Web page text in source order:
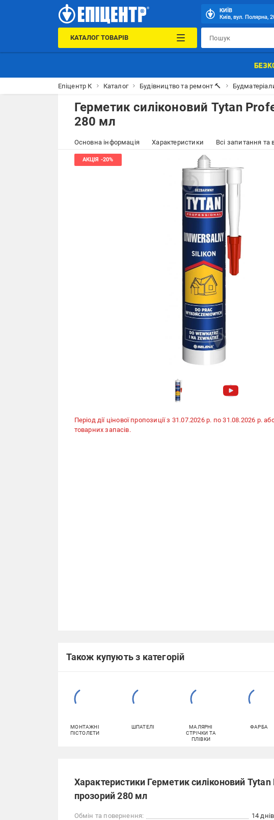
КИЇВ
Київ, вул. Полярна,
КАТАЛОГ ТОВАРІВ
Епіцентр К Каталог Будівництво та ремонт 🔨
Герметик силіконовий Tytan
280 мл
Основна інформація Характеристики Всі запитання та
Період дії цінової пропозиції з 31.07.2026 р. по 31.08.2026 р.
товарних запасів.
Також купують з категорій
МОНТАЖНІ
ПІСТОЛЕТИ
ШПАТЕЛІ
МАЛЯРНІ
СТРІЧКИ ТА
ПЛІВКИ
ФАРБА
Характеристики Герметик силіконовий
прозорий 280 мл
Обмін та повернення: 14